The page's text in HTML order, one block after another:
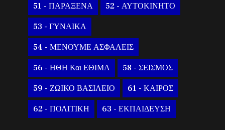
51 - ΠΑΡΑΞΕΝΑ 52 - ΑΥΤΟΚΙΝΗΤΟ
53 - ΓΥΝΑΙΚΑ
54 - ΜΕΝΟΥΜΕ ΑΣΦΑΛΕΙΣ
56 - ΗΘΗ Και ΕΘΙΜΑ 58 - ΣΕΙΣΜΟΣ
59 - ΖΩΙΚΟ ΒΑΣΙΛΕΙΟ 61 - ΚΑΙΡΟΣ
62 - ΠΟΛΙΤΙΚΗ 63 - ΕΚΠΑΙΔΕΥΣΗ